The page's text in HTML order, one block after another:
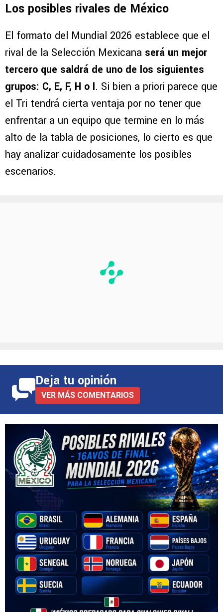
Los posibles rivales de México
El formato del Mundial 2026 establece que el
rival de la Selección Mexicana será un mejor
tercero que saldrá de uno de los siguientes
grupos: C, E, F, H o I. Si bien a priori parece que
el Tri tendrá cierta ventaja por no tener que
enfrentar a un equipo que termine en lo más
alto de la tabla de posiciones, lo cierto es que
hay analizar cuidadosamente los posibles
escenarios.
Deja tu opinión
VER MÁS COMENTARIOS